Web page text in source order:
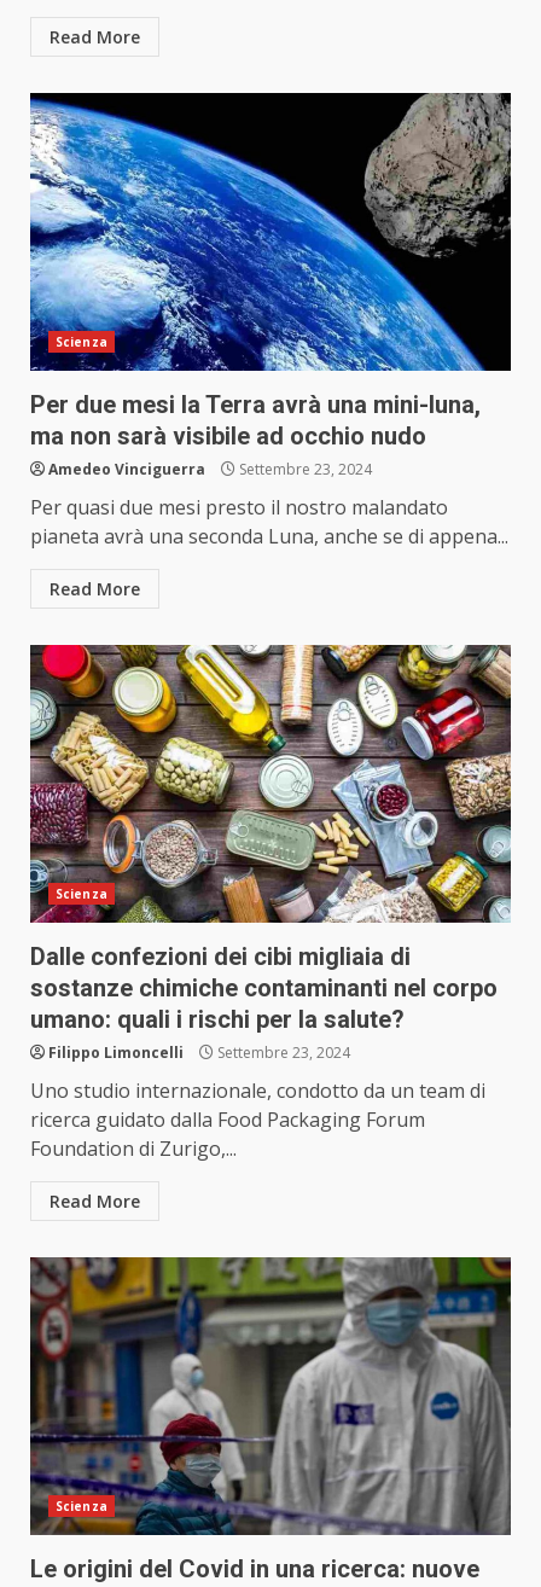
Read More
Scienza
Per due mesi la Terra avrà una mini-luna,
ma non sarà visibile ad occhio nudo
Amedeo Vinciguerra Settembre 23, 2024
Per quasi due mesi presto il nostro malandato
pianeta avrà una seconda Luna, anche se di appena...
Read More
Scienza
Dalle confezioni dei cibi migliaia di
sostanze chimiche contaminanti nel corpo
umano: quali i rischi per la salute?
Filippo Limoncelli Settembre 23, 2024
Uno studio internazionale, condotto da un team di
ricerca guidato dalla Food Packaging Forum
Foundation di Zurigo,...
Read More
Scienza
Le origini del Covid in una ricerca: nuove